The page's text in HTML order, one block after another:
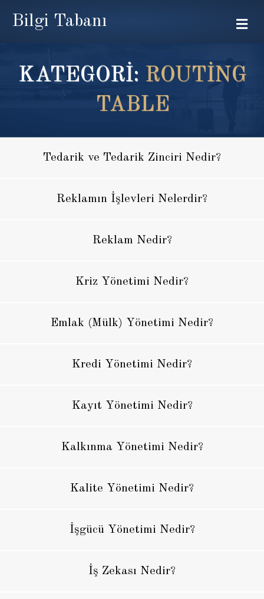
Bilgi Tabanı
KATEGORİ: ROUTING
TABLE
Tedarik ve Tedarik Zinciri Nedir?
Reklamın İşlevleri Nelerdir?
Reklam Nedir?
Kriz Yönetimi Nedir?
Emlak (Mülk) Yönetimi Nedir?
Kredi Yönetimi Nedir?
Kayıt Yönetimi Nedir?
Kalkınma Yönetimi Nedir?
Kalite Yönetimi Nedir?
İşgücü Yönetimi Nedir?
İş Zekası Nedir?